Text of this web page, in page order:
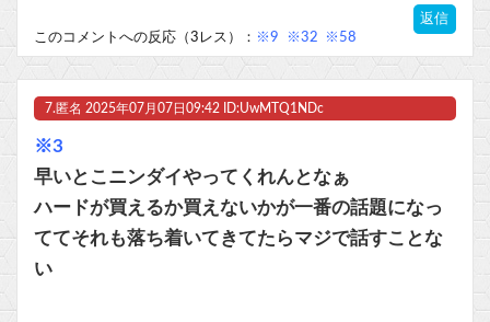
返信
このコメントへの反応（3レス）： ※9 ※32 ※58
7. 匿名 2025年07月07日09:42 ID:UwMTQ1NDc
※3
早いとこニンダイやってくれんとなぁ
ハードが買えるか買えないかが一番の話題になっ
ててそれも落ち着いてきてたらマジで話すことな
い